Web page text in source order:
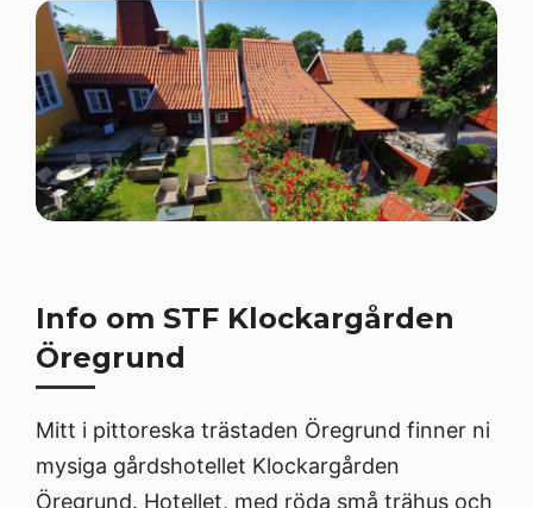
Info om STF Klockargården
Öregrund
Mitt i pittoreska trästaden Öregrund finner ni
mysiga gårdshotellet Klockargården
Öregrund. Hotellet, med röda små trähus och